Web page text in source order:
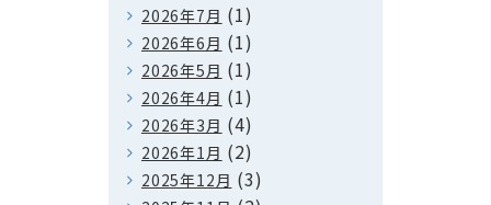
2026年7月 (1)
2026年6月 (1)
2026年5月 (1)
2026年4月 (1)
2026年3月 (4)
2026年1月 (2)
2025年12月 (3)